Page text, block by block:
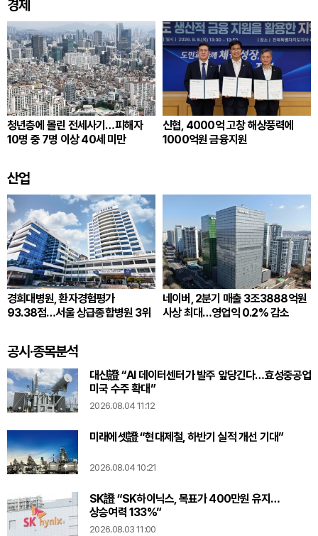
경제
청년층에 몰린 전세사기…피해자
10명 중 7명 이상 40세 미만
신협, 4000억 고창 해상풍력에
1000억원 금융지원
산업
경희대병원, 환자경험평가
93.38점…서울 상급종합병원 3위
네이버, 2분기 매출 3조3888억원
사상 최대…영업익 0.2% 감소
공시·종목분석
대신證 “AI 데이터센터가 발주 앞당긴다…효성중공업
미국 수주 확대”
2026.08.04 11:12
미래에셋證 “현대제철, 하반기 실적 개선 기대”
2026.08.04 10:21
SK證 “SK하이닉스, 목표가 400만원 유지…
상승여력 133%”
2026.08.03 11:00